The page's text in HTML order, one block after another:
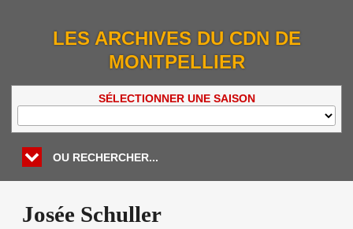
LES ARCHIVES DU CDN DE
MONTPELLIER
SÉLECTIONNER UNE SAISON
OU RECHERCHER...
Josée Schuller